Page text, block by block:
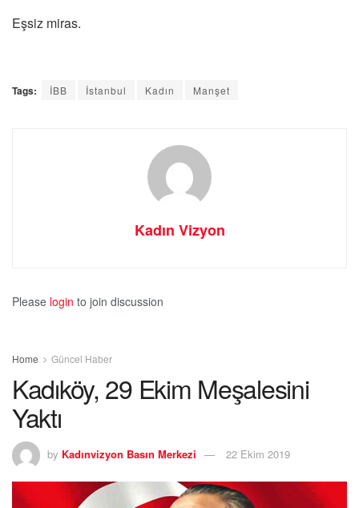
Eşsiz miras.
Tags: İBB İstanbul Kadın Manşet
Kadın Vizyon
Please login to join discussion
Home Güncel Haber
Kadıköy, 29 Ekim Meşalesini
Yaktı
by Kadınvizyon Basın Merkezi 22 Ekim 2019